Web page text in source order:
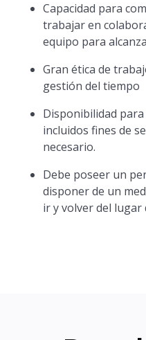
Capacidad para
trabajar en
equipo para
Gran ética de
gestión del tiempo
Disponibilidad
incluidos fines de
necesario.
Debe poseer un
disponer de un
ir y volver del lugar